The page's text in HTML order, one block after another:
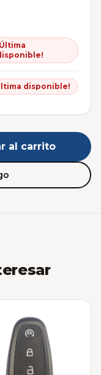
disponible!
al carrito